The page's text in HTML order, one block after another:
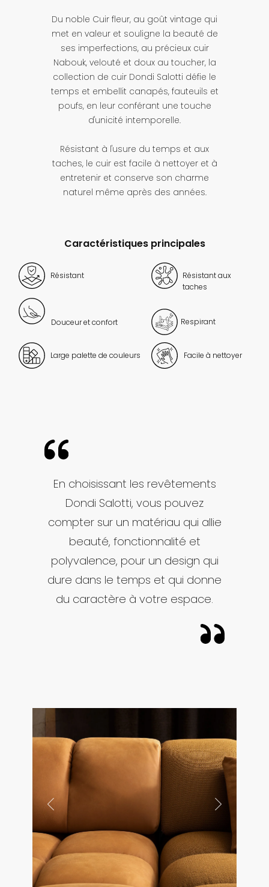
Du noble Cuir fleur, au goût vintage qui
met en valeur et souligne la beauté de
ses imperfections, au précieux cuir
Nabouk, velouté et doux au toucher, la
collection de cuir Dondi Salotti défie le
temps et embellit canapés, fauteuils et
poufs, en leur conférant une touche
d'unicité intemporelle.
Résistant à l'usure du temps et aux
taches, le cuir est facile à nettoyer et à
entretenir et conserve son charme
naturel même après des années.
Caractéristiques principales
Résistant
Résistant aux
taches
Douceur et confort Respirant
Facile à nettoyer
Large palette de couleurs
En choisissant les revêtements
Dondi Salotti, vous pouvez
compter sur un matériau qui allie
beauté, fonctionnalité et
polyvalence, pour un design qui
dure dans le temps et qui donne
du caractère à votre espace.